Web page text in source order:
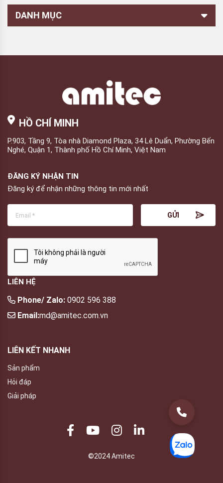
DANH MỤC
HỒ CHÍ MINH
P.903, Tầng 9, Tòa nhà Diamond Plaza, 34 Lê Duẩn, Phường Bến
Nghé, Quận 1, Thành phố Hồ Chí Minh, Việt Nam
ĐĂNG KÝ NHẬN TIN
Đăng ký để nhận những thông tin mới nhất
LIÊN HỆ
Phone/ Zalo: 0902 596 388
Email:md@amitec.com.vn
LIÊN KẾT NHANH
Sản phẩm
Hỏi đáp
Giải pháp
©2024 Amitec